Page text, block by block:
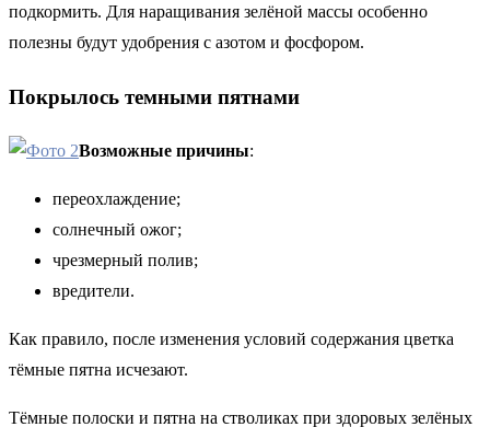
подкормить. Для наращивания зелёной массы особенно
полезны будут удобрения с азотом и фосфором.
Покрылось темными пятнами
Возможные причины:
переохлаждение;
солнечный ожог;
чрезмерный полив;
вредители.
Как правило, после изменения условий содержания цветка
тёмные пятна исчезают.
Тёмные полоски и пятна на стволиках при здоровых зелёных